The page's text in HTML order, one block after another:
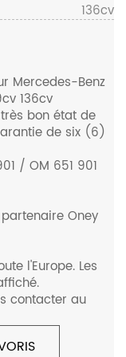
136cv
Mercedes-Benz
136cv
bon état de
de six (6)
/ OM 651 901
Oney
l'Europe. Les
contacter au
non exhaustive) :
16v turbo